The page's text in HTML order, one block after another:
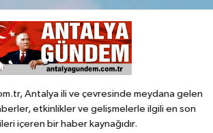
Antalya ili ve çevresinde meydana gelen
etkinlikler ve gelişmelerle ilgili en son
içeren bir haber kaynağıdır.